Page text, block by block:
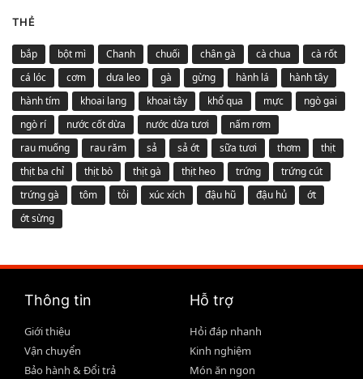
THẺ
bắp bột mì Chanh chuối chân gà cà chua
cà rốt
cá lóc
cơm dưa leo gà gừng hành lá
hành tây
hành tím
khoai lang khoai tây khổ qua mực
ngò gai
ngò rí
nước cốt dừa nước dừa tươi
nấm rơm
rau muống
rau răm sả sả ớt sữa tươi thơm
thịt
thịt ba chỉ
thịt bò thịt gà thịt heo trứng
trứng cút
trứng gà
tôm tỏi xúc xích đậu hũ đậu hủ
ớt
ớt sừng
Thông tin
Giới thiệu
Vận chuyển
Bảo hành & Đổi trả
Hỗ trợ
Hỏi đáp nhanh
Kinh nghiệm
Món ăn ngon